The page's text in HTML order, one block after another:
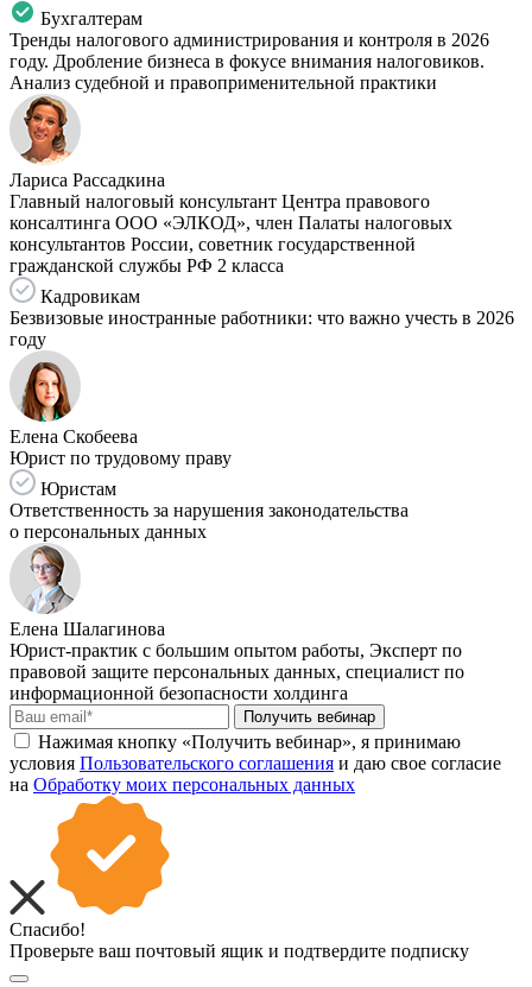
Бухгалтерам
Тренды налогового администрирования и контроля в 2026
году. Дробление бизнеса в фокусе внимания налоговиков.
Анализ судебной и правоприменительной практики
Лариса Рассадкина
Главный налоговый консультант Центра правового
консалтинга ООО «ЭЛКОД», член Палаты налоговых
консультантов России, советник государственной
гражданской службы РФ 2 класса
Кадровикам
Безвизовые иностранные работники: что важно учесть в 2026
году
Елена Скобеева
Юрист по трудовому праву
Юристам
Ответственность за нарушения законодательства
о персональных данных
Елена Шалагинова
Юрист-практик с большим опытом работы, Эксперт по
правовой защите персональных данных, специалист по
информационной безопасности холдинга
Получить вебинар
Нажимая кнопку «Получить вебинар», я принимаю
условия Пользовательского соглашения и даю свое согласие
на Обработку моих персональных данных
Спасибо!
Проверьте ваш почтовый ящик и подтвердите подписку